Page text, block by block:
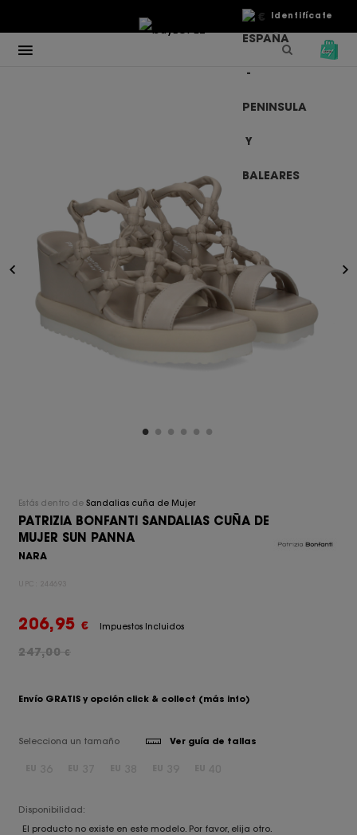
Identifícate
€
Estás dentro de Sandalias cuña de Mujer
PATRIZIA BONFANTI SANDALIAS CUÑA DE
MUJER SUN PANNA
NARA
UPC: 244693
206,95 € Impuestos Incluidos
247,00€
Envío GRATIS y opción click & collect (más info)
Selecciona un tamaño Ver guía de tallas
Disponibilidad:
El producto no existe en este modelo. Por favor, elija otro.